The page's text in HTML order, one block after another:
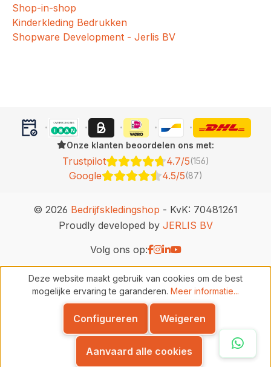
Shop-in-shop
Kinderkleding Bedrukken
Shopware Development - Jerlis BV
Onze klanten beoordelen ons met:
Trustpilot 4.7/5(156)
Google 4.5/5(87)
© 2026 Bedrijfskledingshop - KvK: 70481261
Proudly developed by JERLIS BV
Volg ons op:
Deze website maakt gebruik van cookies om de best
mogelijke ervaring te garanderen. Meer informatie...
Weigeren
Configureren
Aanvaard alle cookies